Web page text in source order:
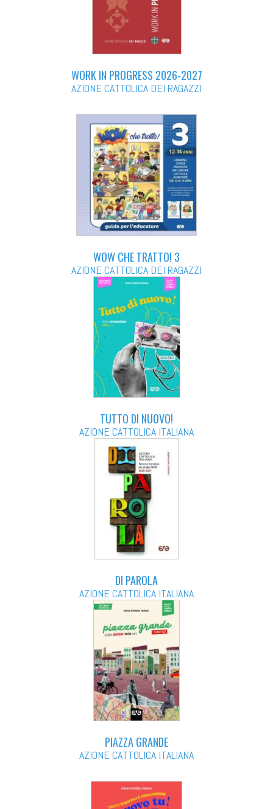
WORK IN PROGRESS 2026-2027
AZIONE CATTOLICA DEI RAGAZZI
WOW CHE TRATTO! 3
AZIONE CATTOLICA DEI RAGAZZI
TUTTO DI NUOVO!
AZIONE CATTOLICA ITALIANA
DI PAROLA
AZIONE CATTOLICA ITALIANA
PIAZZA GRANDE
AZIONE CATTOLICA ITALIANA